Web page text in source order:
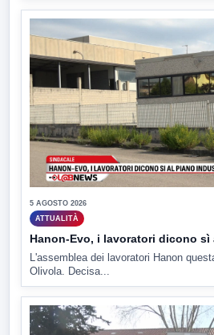
5 AGOSTO 2026
ATTUALITÀ
Hanon-Evo, i lavoratori dicono
L'assemblea dei lavoratori Hanon
Olivola. Decisa...